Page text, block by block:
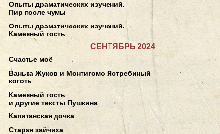
Опыты драматических изучений.
Пир после чумы
Опыты драматических изучений.
Каменный гость
СЕНТЯБРЬ 2024
Счастье моё
Ванька Жуков и Монтигомо Ястребиный
коготь
Каменный гость
и другие тексты Пушкина
Капитанская дочка
Старая зайчиха